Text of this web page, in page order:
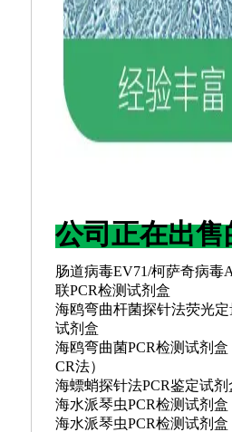
公司正在出售
肠道病毒EV71/柯萨奇病毒
联PCR检测试剂盒
海鸥弯曲杆菌探针法荧光定
试剂盒
海鸥弯曲菌PCR检测试剂盒
CR法）
海螵蛸探针法PCR鉴定试剂
海水派琴虫PCR检测试剂盒
海水派琴虫PCR检测试剂盒